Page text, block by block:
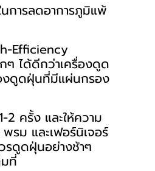
การลดอาการภูมิแพ้
Efficiency
ๆ ได้ดีกว่าเครื่องดูด
งดูดฝุ่นที่มีแผ่นกรอง
2 ครั้ง และให้ความ
ม และเฟอร์นิเจอร์
รดูดฝุ่นอย่างช้าๆ
ที่